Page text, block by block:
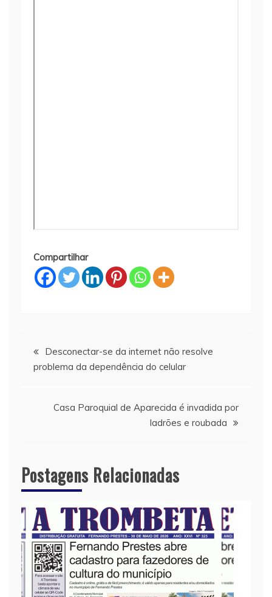
Compartilhar
Navegação
de
Desconectar-se da internet não resolve
problema da dependência do celular
Casa Paroquial de Aparecida é invadida por
ladrões e roubada
Postagens Relacionadas